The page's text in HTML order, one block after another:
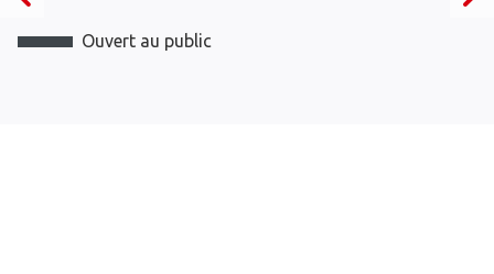
Ouvert au public